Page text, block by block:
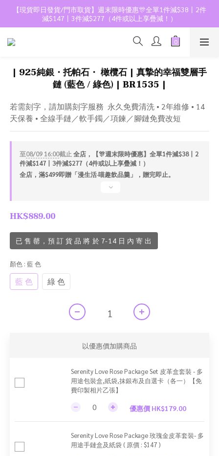
【現貨即日發貨/門市取貨】週末限時優惠🎊全單1件減$38丨2件
減$147丨3件減$277（4件或以上享疊減！）
| 925純銀・托帕石・ 橄欖石 | 真摯的幸福雙層手
鏈 (藍色 / 綠色) | BR1535 |
若需刻字，請加購刻字服務  永久免費清洗 • 2年維修 • 14
天保養 • 全線手鏈／軟手鐲／項鍊／腳鏈免費改短
至08/09 16:00截止 全店，【🎊週末限時優惠】全單1件減$38丨2
件減$147丨3件減$277（4件或以上享疊減！）
全店，滿$499即贈「漫生活·喵趣飲品羹」，贈完即止。
HK$889.00
已 售 罄，預 訂 貨 品 將 於 7-14 日 內 寄 出
顏色 : 藍 色
藍 色 綠 色
以優惠價加購商品
Serenity Love Rose Package Set 皮革盒套裝 - 多
用途包裝盒,紙袋,抹銀布及自選卡（各一）【免
費印製相片乙張】
優惠價 HK$179.00
Serenity Love Rose Package 玫瑰金皮革套裝- 多
用途手鏈盒及紙袋 ( 原價 : $147 )